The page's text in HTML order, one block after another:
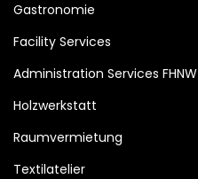
Gastronomie
Facility Services
Administration Services FHNW
Holzwerkstatt
Raumvermietung
Textilatelier